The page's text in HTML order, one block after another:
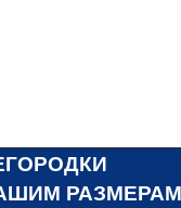
РАЗМЕРАМ